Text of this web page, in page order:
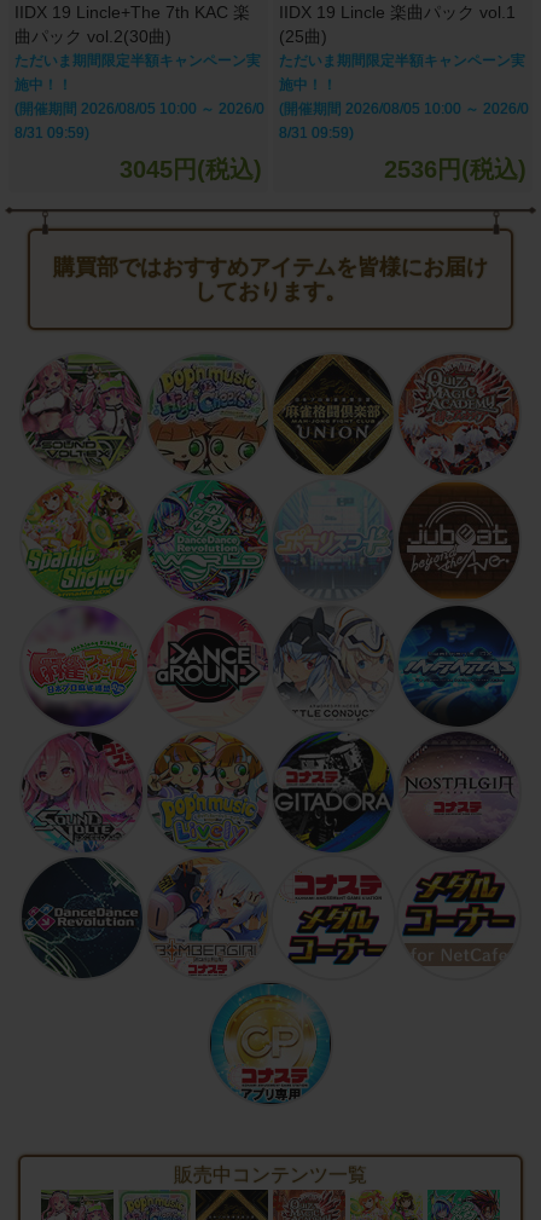
IIDX 19 Lincle+The 7th KAC 楽
曲パック vol.2(30曲)
ただいま期間限定半額キャンペーン実
施中！！
(開催期間 2026/08/05 10:00 ～ 2026/0
8/31 09:59)
3045円(税込)
IIDX 19 Lincle 楽曲パック vol.1
(25曲)
ただいま期間限定半額キャンペーン実
施中！！
(開催期間 2026/08/05 10:00 ～ 2026/0
8/31 09:59)
2536円(税込)
購買部ではおすすめアイテムを皆様にお届け
しております。
販売中コンテンツ一覧